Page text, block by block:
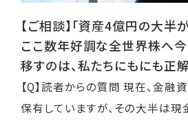
【ご相談】「資産4億円の大半
ここ数年好調な全世界株へ今
移すのは、私たちにもにも正解
【Q】読者からの質問 現在、金融
保有していますが、その大半は現